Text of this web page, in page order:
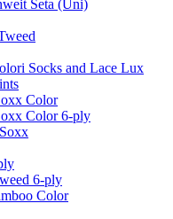
Seta (Uni)
Socks and Lace Lux
Color
Color 6-ply
6-ply
Color